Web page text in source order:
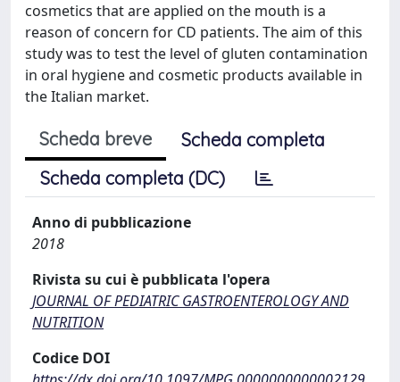
cosmetics that are applied on the mouth is a
reason of concern for CD patients. The aim of this
study was to test the level of gluten contamination
in oral hygiene and cosmetic products available in
the Italian market.
Scheda breve
Scheda completa
Scheda completa (DC)
Anno di pubblicazione
2018
Rivista su cui è pubblicata l'opera
JOURNAL OF PEDIATRIC GASTROENTEROLOGY AND
NUTRITION
Codice DOI